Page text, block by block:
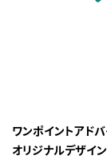
ワンポイントアドバ
オリジナルデザイ